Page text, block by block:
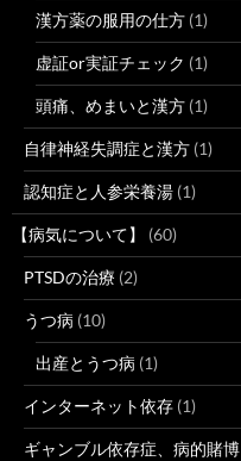
漢方薬の服用の仕方 (1)
虚証or実証チェック (1)
頭痛、めまいと漢方 (1)
自律神経失調症と漢方 (1)
認知症と人参栄養湯 (1)
【病気について】 (60)
PTSDの治療 (2)
うつ病 (10)
出産とうつ病 (1)
インターネット依存 (1)
ギャンブル依存症、病的賭博